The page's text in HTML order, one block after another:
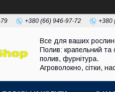
+380 (66) 946-97-72 +380
Все для ваших
Полив: крапельний та
полив, фурнітура.
Агроволокно, сітки,